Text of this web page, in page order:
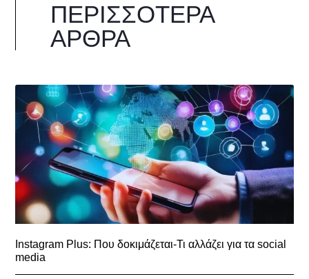
ΠΕΡΙΣΣΌΤΕΡΑ
ΆΡΘΡΑ
Instagram Plus: Που δοκιμάζεται-Τι αλλάζει για τα social
media